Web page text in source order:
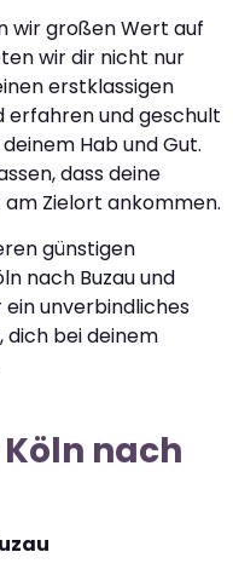
wir großen Wert auf
wir dir nicht nur
erstklassigen
erfahren und geschult
Hab und Gut.
dass deine
Zielort ankommen.
günstigen
nach Buzau und
unverbindliches
dich bei deinem
nach